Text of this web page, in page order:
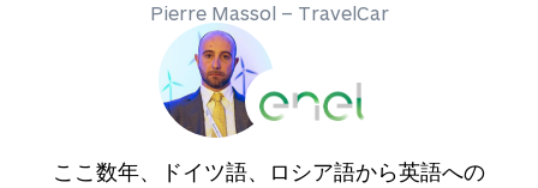
Pierre Massol – TravelCar
ここ数年、ドイツ語、ロシア語から英語への